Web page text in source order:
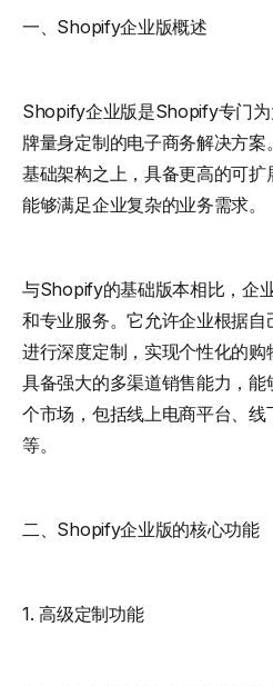
一、Shopify企业版概述
Shopify企业版是Shopify专门
牌量身定制的电子商务解决方
基础架构之上，具备更高的可扩
能够满足企业复杂的业务需求。
与Shopify的基础版本相比，企
和专业服务。它允许企业根据
进行深度定制，实现个性化的
具备强大的多渠道销售能力，
个市场，包括线上电商平台、
等。
二、Shopify企业版的核心功能
1. 高级定制功能